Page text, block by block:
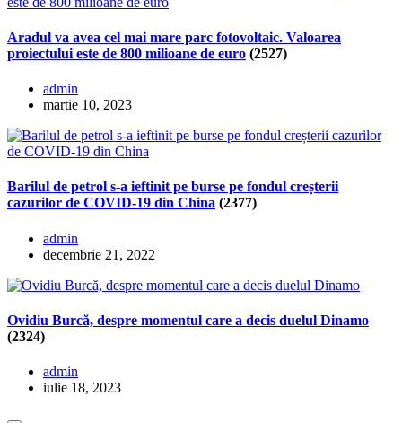
Aradul va avea cel mai mare parc fotovoltaic. Valoarea
proiectului este de 800 milioane de euro (2527)
admin
martie 10, 2023
Barilul de petrol s-a ieftinit pe burse pe fondul creșterii
cazurilor de COVID-19 din China (2377)
admin
decembrie 21, 2022
Ovidiu Burcă, despre momentul care a decis duelul Dinamo
(2324)
admin
iulie 18, 2023